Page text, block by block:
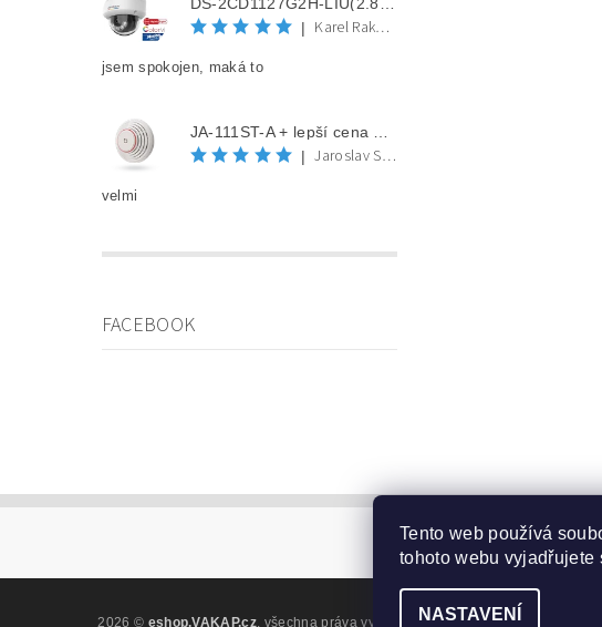
|
Karel Rakovec
jsem spokojen, maká to
|
Jaroslav Spěváček
velmi
FACEBOOK
2026 © eshop.VAKAP.cz , všechna práva vyhrazena
Tento web používá
tohoto webu
NASTAVENÍ